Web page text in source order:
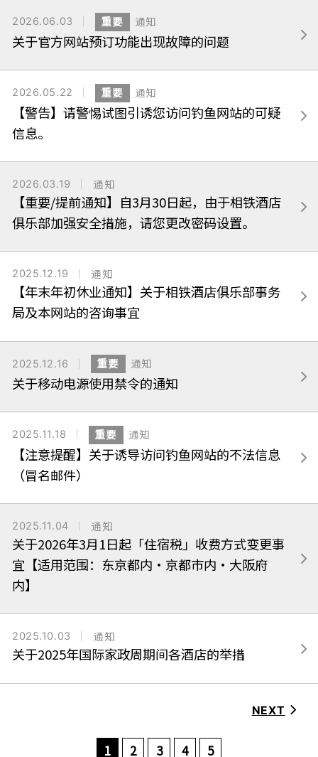
2026.06.03 重要 通知
关于官方网站预订功能出现故障的问题
2026.05.22 重要 通知
【警告】请警惕试图引诱您访问钓鱼网站的可疑
信息。
2026.03.19 通知
【重要/提前通知】自3月30日起，由于相铁酒店
俱乐部加强安全措施，请您更改密码设置。
2025.12.19 通知
【年末年初休业通知】关于相铁酒店俱乐部事务
局及本网站的咨询事宜
2025.12.16 重要 通知
关于移动电源使用禁令的通知
2025.11.18 重要 通知
【注意提醒】关于诱导访问钓鱼网站的不法信息
（冒名邮件）
2025.11.04 通知
关于2026年3月1日起「住宿税」收费方式变更事
宜【适用范围：东京都内・京都市内・大阪府
内】
2025.10.03 通知
关于2025年国际家政周期间各酒店的举措
1 2 3 4 5
NEXT